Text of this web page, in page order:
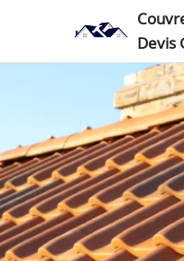
Devis